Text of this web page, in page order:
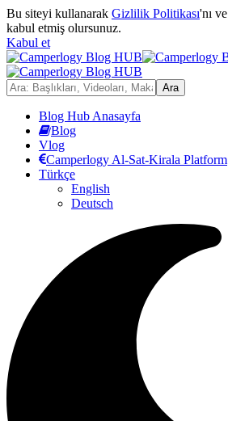
Bu siteyi kullanarak Gizlilik Politikası'nı ve
kabul etmiş olursunuz.
Kabul et
Blog Hub Anasayfa
Blog
Vlog
Camperlogy Al-Sat-Kirala Platform
Türkçe
English
Deutsch